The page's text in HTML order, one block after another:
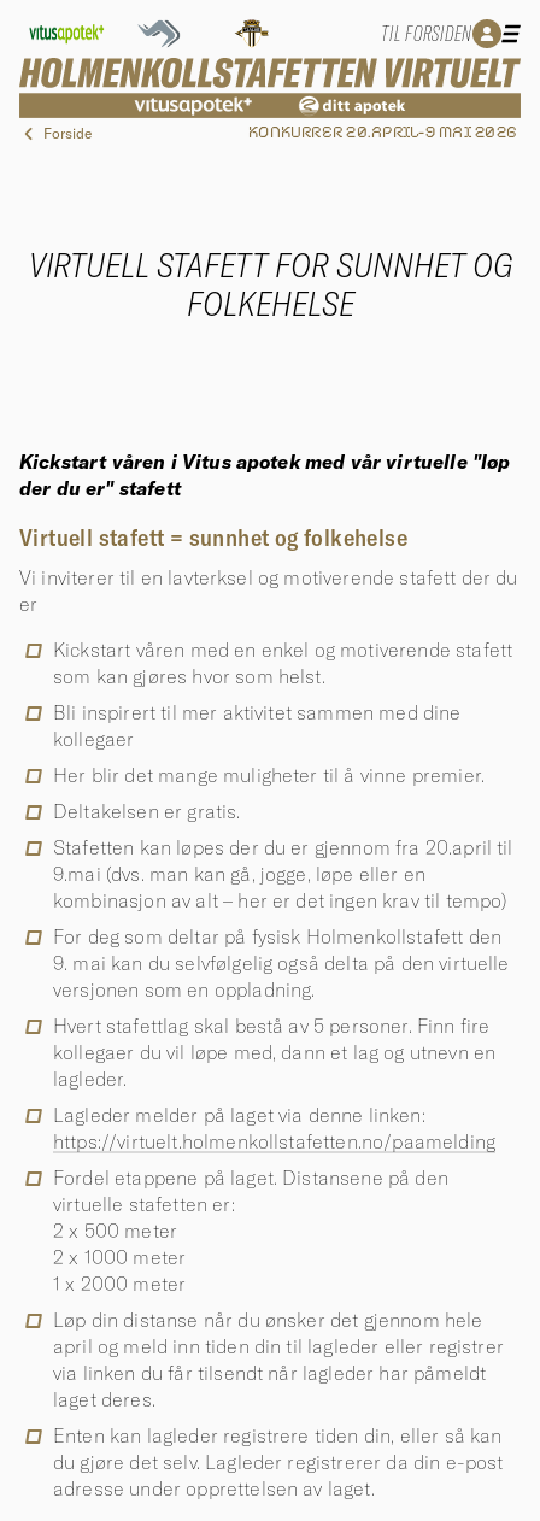
Forside KONKURRER 20.APRIL-9 MAI 2026
TIL FORSIDEN
VIRTUELL STAFETT FOR SUNNHET OG
FOLKEHELSE
Kickstart våren i Vitus apotek med vår virtuelle "løp
der du er" stafett
Virtuell stafett = sunnhet og folkehelse
Vi inviterer til en lavterksel og motiverende stafett der du
er
Kickstart våren med en enkel og motiverende stafett
som kan gjøres hvor som helst.
Bli inspirert til mer aktivitet sammen med dine
kollegaer
Her blir det mange muligheter til å vinne premier.
Deltakelsen er gratis.
Stafetten kan løpes der du er gjennom fra 20.april til
9.mai (dvs. man kan gå, jogge, løpe eller en
kombinasjon av alt – her er det ingen krav til tempo)
For deg som deltar på fysisk Holmenkollstafett den
9. mai kan du selvfølgelig også delta på den virtuelle
versjonen som en oppladning.
Hvert stafettlag skal bestå av 5 personer. Finn fire
kollegaer du vil løpe med, dann et lag og utnevn en
lagleder.
Lagleder melder på laget via denne linken:
https://virtuelt.holmenkollstafetten.no/paamelding
Fordel etappene på laget. Distansene på den
virtuelle stafetten er:
2 x 500 meter
2 x 1000 meter
1 x 2000 meter
Løp din distanse når du ønsker det gjennom hele
april og meld inn tiden din til lagleder eller registrer
via linken du får tilsendt når lagleder har påmeldt
laget deres.
Enten kan lagleder registrere tiden din, eller så kan
du gjøre det selv. Lagleder registrerer da din e-post
adresse under opprettelsen av laget.